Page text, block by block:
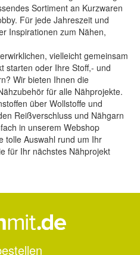
Sortiment an Kurzwaren
Für jede Jahreszeit und
Inspirationen zum Nähen,
vielleicht gemeinsam
starten oder Ihre Stoff,- und
Wir bieten Ihnen die
für alle Nähprojekte.
über Wollstoffe und
Reißverschluss und Nähgarn
in unserem Webshop
tolle Auswahl rund um Ihr
für Ihr nächstes Nähprojekt